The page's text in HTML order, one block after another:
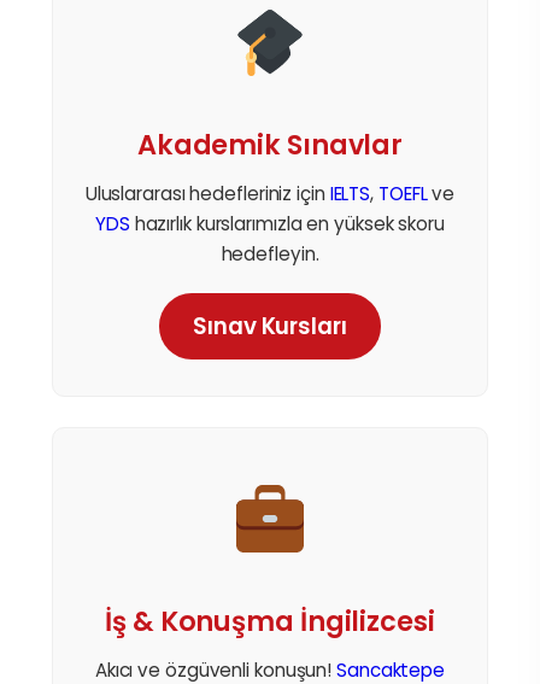
Akademik Sınavlar
Uluslararası hedefleriniz için IELTS, TOEFLve
YDS hazırlık kurslarımızla en yüksek skoru
hedefleyin.
Sınav Kursları
İş & Konuşma İngilizcesi
Akıcı ve özgüvenli konuşun!Sancaktepe